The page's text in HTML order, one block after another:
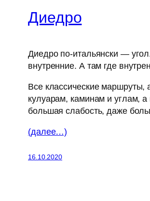
Диедро
Диедро по-итальянски —
внутренние. А там где
Все классические
кулуарам, каминам и углам,
большая слабость, даже
(далее…)
16.10.2020